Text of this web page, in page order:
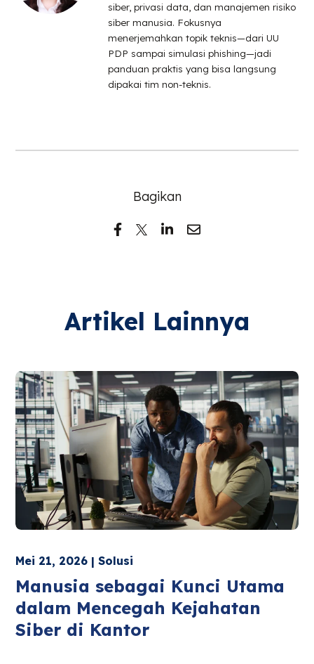
siber, privasi data, dan manajemen risiko
siber manusia. Fokusnya
menerjemahkan topik teknis—dari UU
PDP sampai simulasi phishing—jadi
panduan praktis yang bisa langsung
dipakai tim non-teknis.
Bagikan
Artikel Lainnya
Mei 21, 2026 | Solusi
Manusia sebagai Kunci Utama
dalam Mencegah Kejahatan
Siber di Kantor